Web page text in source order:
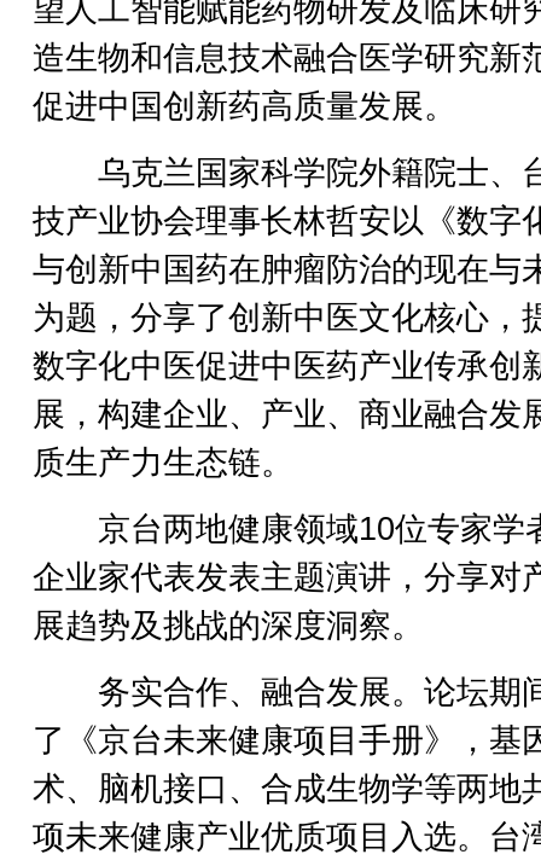
望人工智能赋能药物研发及临床研
造生物和信息技术融合医学研究新
促进中国创新药高质量发展。
乌克兰国家科学院外籍院士、
技产业协会理事长林哲安以《数字
与创新中国药在肿瘤防治的现在与
为题，分享了创新中医文化核心，
数字化中医促进中医药产业传承创
展，构建企业、产业、商业融合发
质生产力生态链。
京台两地健康领域10位专家学
企业家代表发表主题演讲，分享对
展趋势及挑战的深度洞察。
务实合作、融合发展。论坛期
了《京台未来健康项目手册》，基
术、脑机接口、合成生物学等两地
项未来健康产业优质项目入选。台